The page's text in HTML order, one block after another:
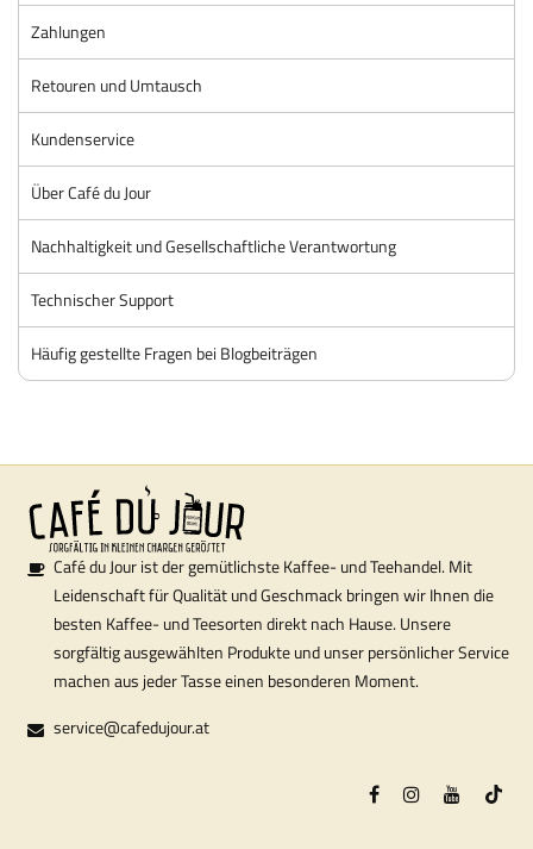
Zahlungen
Retouren und Umtausch
Kundenservice
Über Café du Jour
Nachhaltigkeit und Gesellschaftliche Verantwortung
Technischer Support
Häufig gestellte Fragen bei Blogbeiträgen
Café du Jour ist der gemütlichste Kaffee- und Teehandel. Mit
Leidenschaft für Qualität und Geschmack bringen wir Ihnen die
besten Kaffee- und Teesorten direkt nach Hause. Unsere
sorgfältig ausgewählten Produkte und unser persönlicher Service
machen aus jeder Tasse einen besonderen Moment.
service@cafedujour.at